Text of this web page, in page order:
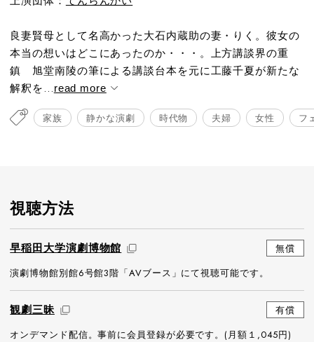
良妻賢母として名高かった大石内蔵助の妻・りく。彼女の
本当の想いはどこにあったのか・・・。上方講談界の重
鎮 旭堂南陵の筆による講談台本を元に工藤千夏が新たな
解釈を...read more
家族 静かな演劇 時代物 夫婦 女性 フ
視聴方法
早稲田大学演劇博物館
無償
演劇博物館別館6号館3階「AVブース」にて視聴可能です。
観劇三昧
有償
オンデマンド配信。事前に会員登録が必要です。(月額１,045円)